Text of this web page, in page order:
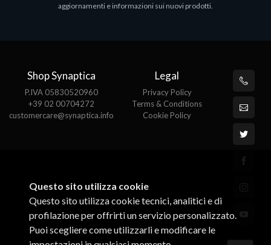
aggiornamenti e informazioni sui nuovi prodotti.
Shop Synaptica
P.IVA 05830520960
+39 02 00704272
customercare@synaptica.info
Legal
Privacy Policy
Terms & Conditions
Cookie Policy
Questo sito utilizza cookie
Questo sito utilizza cookie tecnici, analitici e di
profilazione per offrirti un servizio personalizzato.
Puoi scegliere come utilizzarli e modificare le